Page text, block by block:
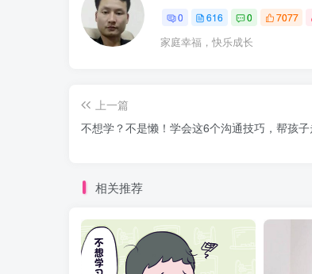
0 616 0 7077
家庭幸福，快乐成长
上一篇
不想学？不是懒！学会这6个沟通技巧，帮孩
相关推荐